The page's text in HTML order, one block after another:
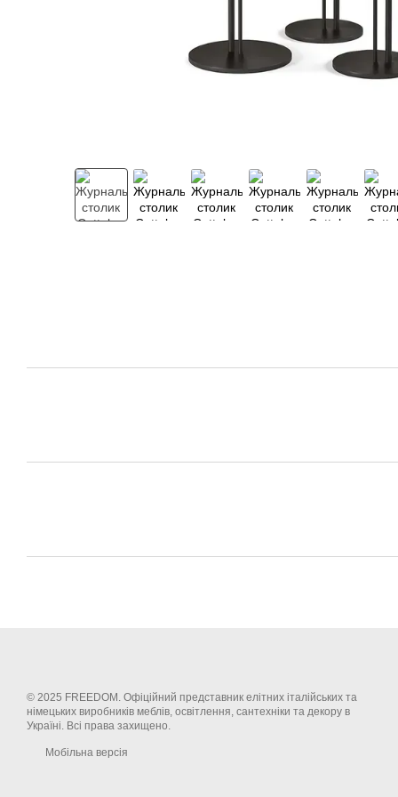
© 2025 FREEDOM. Офіційний представник елітних італійських та
німецьких виробників меблів, освітлення, сантехніки та декору в
Україні. Всі права захищено.
Мобільна версія